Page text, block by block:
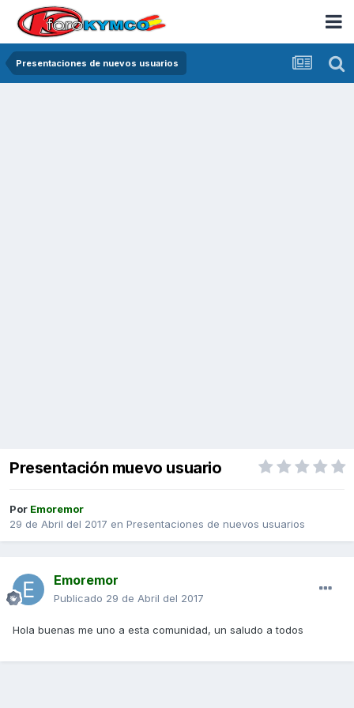
Presentaciones de nuevos usuarios
Presentación muevo usuario
Por Emoremor
29 de Abril del 2017 en Presentaciones de nuevos usuarios
Emoremor
Publicado 29 de Abril del 2017
Hola buenas me uno a esta comunidad, un saludo a todos